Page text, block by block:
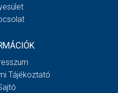
Tájékoztató